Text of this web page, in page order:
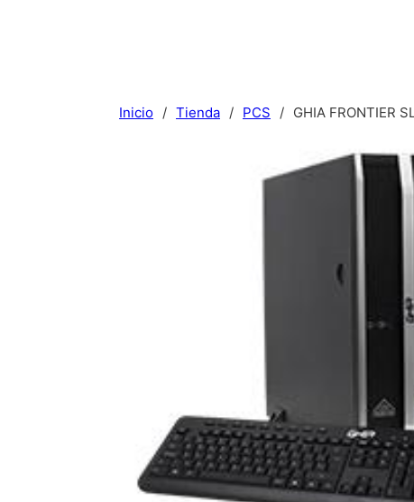
Inicio / Tienda / PCS / GHIA FRONTIER